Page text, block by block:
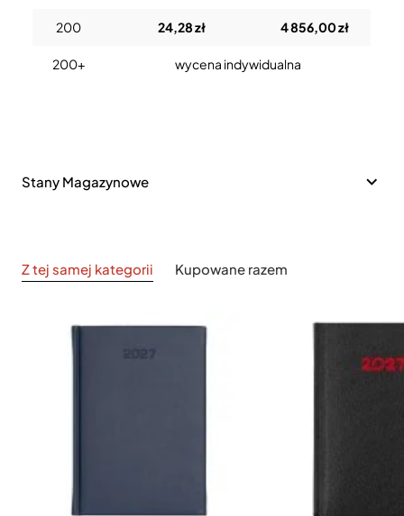
200 24,28 zł 4 856,00 zł
200+ wycena indywidualna
Stany Magazynowe
Z tej samej kategorii Kupowane razem